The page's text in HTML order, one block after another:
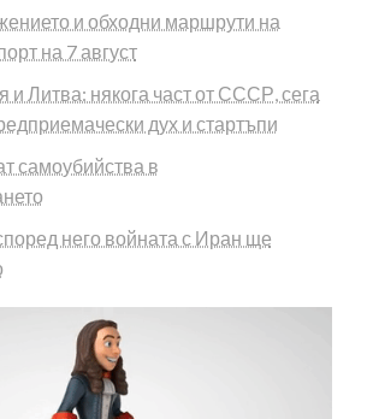
и обходни маршрути на
на 7 август
и Литва: някога част от СССР, сега
дух и стартъпи
самоубийства в
него войната с Иран ще